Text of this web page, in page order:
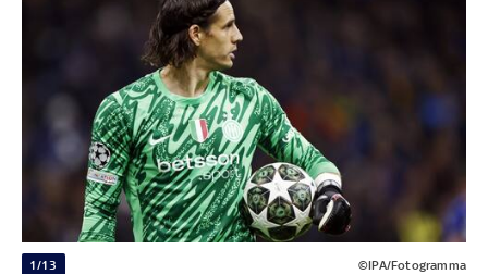
1/13 ©IPA/Fotogramma